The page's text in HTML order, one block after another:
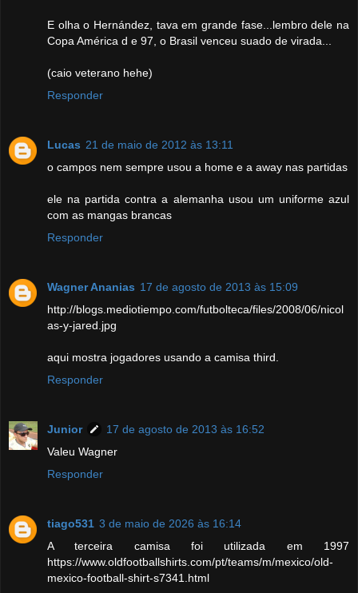
E olha o Hernández, tava em grande fase...lembro dele na
Copa América d e 97, o Brasil venceu suado de virada...
(caio veterano hehe)
Responder
Lucas 21 de maio de 2012 às 13:11
o campos nem sempre usou a home e a away nas partidas
ele na partida contra a alemanha usou um uniforme azul
com as mangas brancas
Responder
Wagner Ananias 17 de agosto de 2013 às 15:09
http://blogs.mediotiempo.com/futbolteca/files/2008/06/nicol
as-y-jared.jpg
aqui mostra jogadores usando a camisa third.
Responder
Junior
17 de agosto de 2013 às 16:52
Valeu Wagner
Responder
tiago531 3 de maio de 2026 às 16:14
A terceira camisa foi utilizada em 1997
https://www.oldfootballshirts.com/pt/teams/m/mexico/old-
mexico-football-shirt-s7341.html